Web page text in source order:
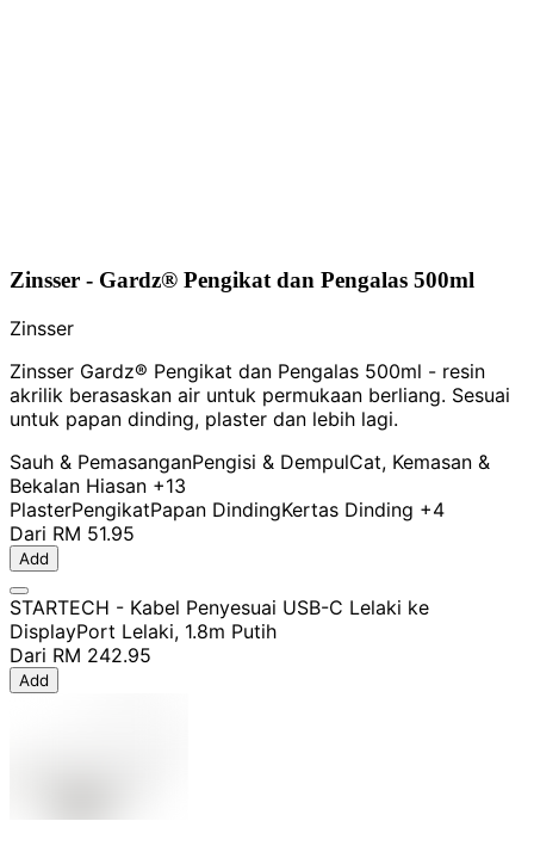
Zinsser - Gardz® Pengikat dan Pengalas 500ml
Zinsser
Zinsser Gardz® Pengikat dan Pengalas 500ml - resin
akrilik berasaskan air untuk permukaan berliang. Sesuai
untuk papan dinding, plaster dan lebih lagi.
Sauh & PemasanganPengisi & DempulCat, Kemasan &
Bekalan Hiasan +13
PlasterPengikatPapan DindingKertas Dinding +4
Dari RM 51.95
Add
STARTECH - Kabel Penyesuai USB-C Lelaki ke
DisplayPort Lelaki, 1.8m Putih
Dari RM 242.95
Add